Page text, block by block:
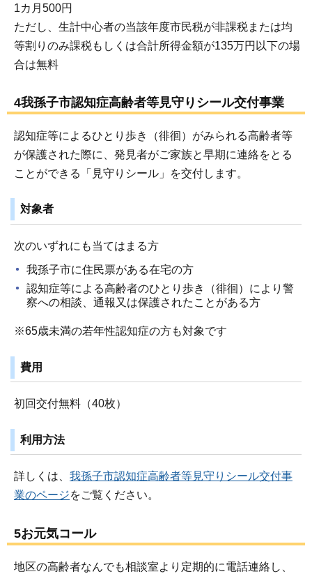
1カ月500円
ただし、生計中心者の当該年度市民税が非課税または均
等割りのみ課税もしくは合計所得金額が135万円以下の場
合は無料
4我孫子市認知症高齢者等見守りシール交付事業
認知症等によるひとり歩き（徘徊）がみられる高齢者等
が保護された際に、発見者がご家族と早期に連絡をとる
ことができる「見守りシール」を交付します。
対象者
次のいずれにも当てはまる方
我孫子市に住民票がある在宅の方
認知症等による高齢者のひとり歩き（徘徊）により警
察への相談、通報又は保護されたことがある方
※65歳未満の若年性認知症の方も対象です
費用
初回交付無料（40枚）
利用方法
詳しくは、 我孫子市認知症高齢者等見守りシール交付事
業のページをご覧ください。
5お元気コール
地区の高齢者なんでも相談室より定期的に電話連絡し、